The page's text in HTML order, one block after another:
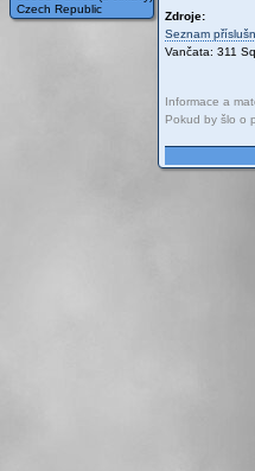
Czech Republic
Zdroje:
Seznam
Vančata: 311
Informace a
Pokud by šlo o